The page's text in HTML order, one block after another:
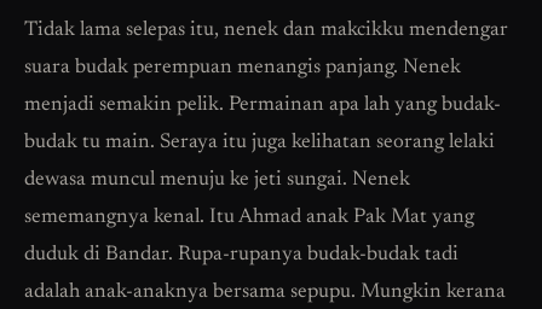
Tidak lama selepas itu, nenek dan makcikku mendengar
suara budak perempuan menangis panjang. Nenek
menjadi semakin pelik. Permainan apa lah yang budak-
budak tu main. Seraya itu juga kelihatan seorang lelaki
dewasa muncul menuju ke jeti sungai. Nenek
sememangnya kenal. Itu Ahmad anak Pak Mat yang
duduk di Bandar. Rupa-rupanya budak-budak tadi
adalah anak-anaknya bersama sepupu. Mungkin kerana